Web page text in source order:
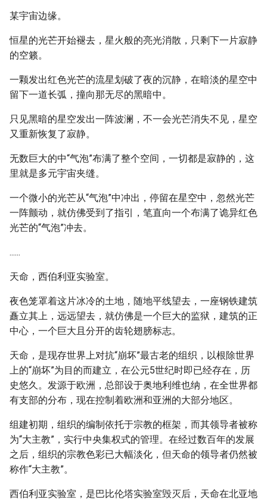
某宇宙边缘。
恒星的光芒开始褪去，星火般的亮光消散，只剩下一片寂静
的空籁。
一颗发出红色光芒的流星划破了夜的沉静，在暗淡的星空中
留下一道长弧，撞向那无尽的黑暗中。
只见黑暗的星空发出一阵波澜，不一会光芒消失不见，星空
又重新恢复了寂静。
无数巨大的中“气泡”布满了整个空间，一切都是寂静的，这
里就是多元宇宙夹缝。
一个微小的光芒从“气泡”中冲出，停留在星空中，忽然光芒
一阵颤动，就仿佛受到了指引，笔直向一个布满了诡异红色
光芒的“气泡”冲去。
......
天命，西伯利亚实验室。
夜色笼罩着这片冰冷的土地，随地平线望去，一座钢铁建筑
矗立其上，远远望去，就仿佛是一个巨大的监狱，建筑的正
中心，一个巨大且分开的齿轮翅膀标志。
天命，是现存世界上对抗“崩坏”最古老的组织，以根除世界
上的“崩坏”为目的而建立，在公元5世纪时即已经存在，历
史悠久。发源于欧洲，总部设于奥地利维也纳，在全世界都
有支部的分布，现在控制着欧洲和亚洲的大部分地区。
组建初期，组织的编制依托于宗教的框架，而其领导者被称
为“大主教”，实行中央集权式的管理。在经过数百年的发展
之后，组织的宗教色彩已大幅淡化，但天命的领导者仍然被
称作“大主教”。
西伯利亚实验室，是巴比伦塔实验室毁灭后，天命在北亚地